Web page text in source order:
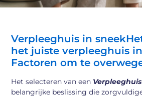
Verpleeghuis in
het juiste verpleeghuis
Factoren om te
Het selecteren van een
belangrijke beslissing die